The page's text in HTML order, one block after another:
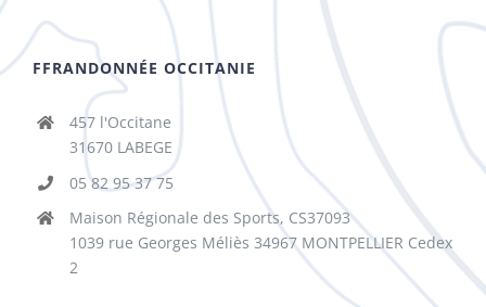
FFRANDONNÉE OCCITANIE
457 l'Occitane
31670 LABEGE
05 82 95 37 75
Maison Régionale des Sports, CS37093
1039 rue Georges Méliès 34967 MONTPELLIER Cedex
2